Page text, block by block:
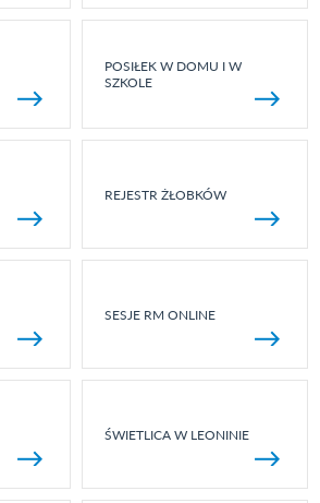
POSIŁEK W DOMU I W
SZKOLE
REJESTR ŻŁOBKÓW
SESJE RM ONLINE
ŚWIETLICA W LEONINIE